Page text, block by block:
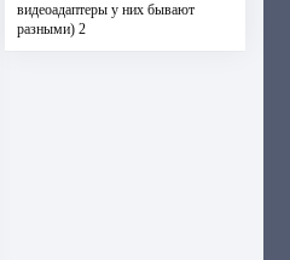
видеоадаптеры у них бывают
разными) 2